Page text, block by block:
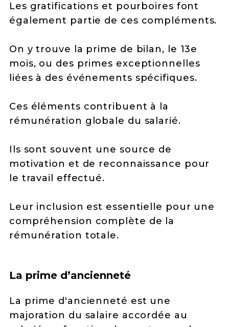
Les gratifications et pourboires font
également partie de ces compléments.
On y trouve la prime de bilan, le 13e
mois, ou des primes exceptionnelles
liées à des événements spécifiques.
Ces éléments contribuent à la
rémunération globale du salarié.
Ils sont souvent une source de
motivation et de reconnaissance pour
le travail effectué.
Leur inclusion est essentielle pour une
compréhension complète de la
rémunération totale.
La prime d’ancienneté
La prime d'ancienneté est une
majoration du salaire accordée au